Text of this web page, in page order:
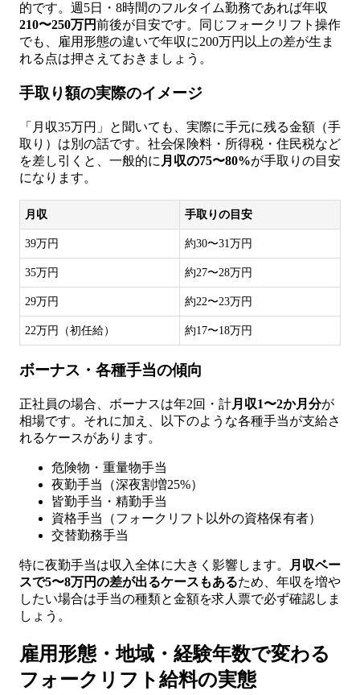
的です。週5日・8時間のフルタイム勤務であれば年収
210〜250万円前後が目安です。同じフォークリフト操作
でも、雇用形態の違いで年収に200万円以上の差が生ま
れる点は押さえておきましょう。
手取り額の実際のイメージ
「月収35万円」と聞いても、実際に手元に残る金額（手
取り）は別の話です。社会保険料・所得税・住民税など
を差し引くと、一般的に 月収の75〜80%が手取りの目安
になります。
月収 手取りの目安
39万円 約30〜31万円
35万円 約27〜28万円
29万円 約22〜23万円
22万円（初任給） 約17〜18万円
ボーナス・各種手当の傾向
正社員の場合、ボーナスは年2回・計月収1〜2か月分が
相場です。それに加え、以下のような各種手当が支給さ
れるケースがあります。
危険物・重量物手当
夜勤手当（深夜割増25%）
皆勤手当・精勤手当
資格手当（フォークリフト以外の資格保有者）
交替勤務手当
特に夜勤手当は収入全体に大きく影響します。
月収ベー
スで5〜8万円の差が出るケースもあるため、年収を増や
したい場合は手当の種類と金額を求人票で必ず確認しま
しょう。
雇用形態・地域・経験年数で変わる
フォークリフト給料の実態